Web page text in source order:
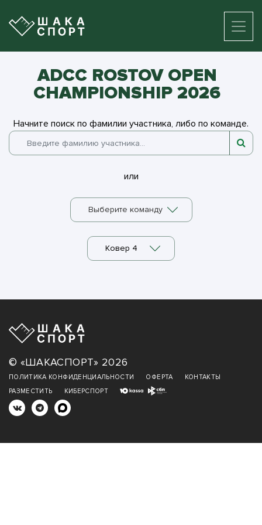
ADCC ROSTOV OPEN
CHAMPIONSHIP 2026
Начните поиск по фамилии участника, либо по команде.
или
Выберите команду
Ковер 4
© «ШАКАСПОРТ» 2026
ПОЛИТИКА КОНФИДЕНЦИАЛЬНОСТИ ОФЕРТА
КОНТАКТЫ
РАЗМЕСТИТЬ
КИБЕРСПОРТ